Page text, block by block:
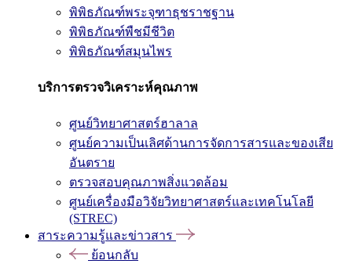
พิพิธภัณฑ์พระจุฑาธุชราชฐาน
พิพิธภัณฑ์พืชมีชีวิต
พิพิธภัณฑ์สมุนไพร
บริการตรวจวิเคราะห์คุณภาพ
ศูนย์วิทยาศาสตร์ฮาลาล
ศูนย์ความเป็นเลิศด้านการจัดการสารและของเสีย
อันตราย
ตรวจสอบคุณภาพสิ่งแวดล้อม
ศูนย์เครื่องมือวิจัยวิทยาศาสตร์และเทคโนโลยี
(STREC)
สาระความรู้และข่าวสาร
ย้อนกลับ